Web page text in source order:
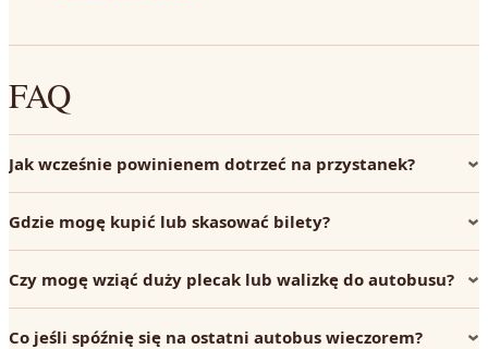
FAQ
Jak wcześnie powinienem dotrzeć na przystanek?
Gdzie mogę kupić lub skasować bilety?
Czy mogę wziąć duży plecak lub walizkę do autobusu?
Co jeśli spóźnię się na ostatni autobus wieczorem?